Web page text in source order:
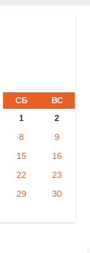
СБ
ВС
1
2
8
9
15
16
22
23
29
30